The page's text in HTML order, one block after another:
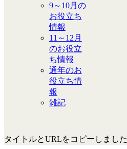
9～10月の
お役立ち
情報
11～12月
のお役立
ち情報
通年のお
役立ち情
報
雑記
タイトルとURLをコピーしました